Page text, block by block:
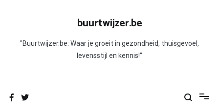
buurtwijzer.be
"Buurtwijzer.be: Waar je groeit in gezondheid, thuisgevoel,
levensstijl en kennis!"